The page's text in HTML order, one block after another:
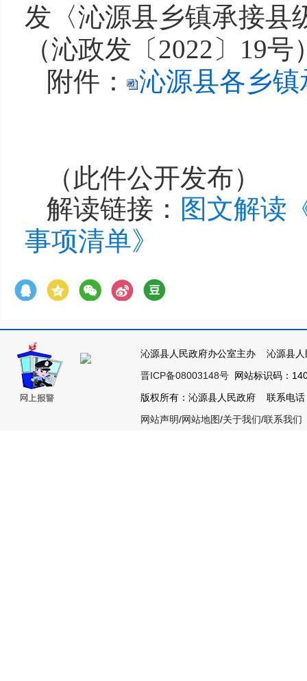
发〈沁源县乡镇承接县
（沁政发〔2022〕19
附件：
沁源县各乡
（此件公开发布）
解读链接： 图文解读
事项清单》
沁源县人民政府办公室主办 沁源县
晋ICP备08003148号 网站标识码：
版权所有：沁源县人民政府 联系电
网站声明/网站地图/关于我们/联系我们